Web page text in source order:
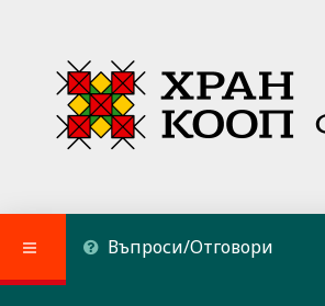
Въпроси/Отговори